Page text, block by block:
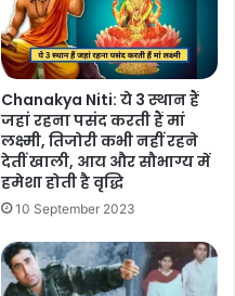
Chanakya Niti: ये 3 स्थान हैं
जहां रहना पसंद करती हैं मां
लक्ष्मी, तिजोरी कभी नहीं रहने
देतीं खाली, आय और सौभाग्य में
हमेशा होती है वृद्धि
10 September 2023